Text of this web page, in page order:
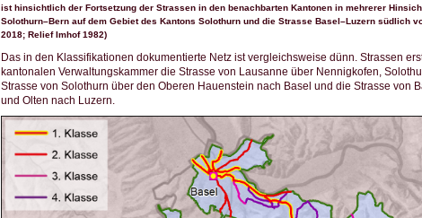
ist hinsichtlich der Fortsetzung der Strassen in den benachbarten Kantonen in mehrerer
Solothurn–Bern auf dem Gebiet des Kantons Solothurn und die Strasse Basel–Luzern südlich
2018; Relief Imhof 1982)
Das in den Klassifikationen dokumentierte Netz ist vergleichsweise dünn. Strassen
kantonalen Verwaltungskammer die Strasse von Lausanne über Nennigkofen,
Strasse von Solothurn über den Oberen Hauenstein nach Basel und die Strasse von
und Olten nach Luzern.